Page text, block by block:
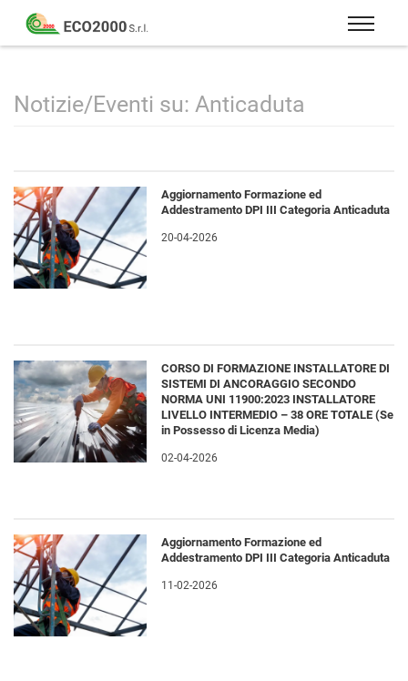
Eco
2000
Formazione
consulenza
sul
lavoro
–
D.Lgs
81/08
Notizie/Eventi su: Anticaduta
Aggiornamento Formazione ed
Addestramento DPI III Categoria Anticaduta
20-04-2026
CORSO DI FORMAZIONE INSTALLATORE DI
SISTEMI DI ANCORAGGIO SECONDO
NORMA UNI 11900:2023 INSTALLATORE
LIVELLO INTERMEDIO – 38 ORE TOTALE (Se
in Possesso di Licenza Media)
02-04-2026
Aggiornamento Formazione ed
Addestramento DPI III Categoria Anticaduta
11-02-2026